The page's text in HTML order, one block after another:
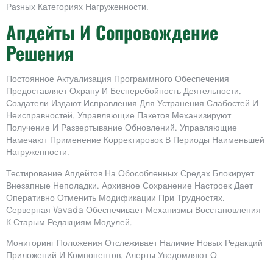
Разных Категориях Нагруженности.
Апдейты И Сопровождение
Решения
Постоянное Актуализация Программного Обеспечения
Предоставляет Охрану И Бесперебойность Деятельности.
Создатели Издают Исправления Для Устранения Слабостей И
Неисправностей. Управляющие Пакетов Механизируют
Получение И Развертывание Обновлений. Управляющие
Намечают Применение Корректировок В Периоды Наименьшей
Нагруженности.
Тестирование Апдейтов На Обособленных Средах Блокирует
Внезапные Неполадки. Архивное Сохранение Настроек Дает
Оперативно Отменить Модификации При Трудностях.
Серверная Vavada Обеспечивает Механизмы Восстановления
К Старым Редакциям Модулей.
Мониторинг Положения Отслеживает Наличие Новых Редакций
Приложений И Компонентов. Алерты Уведомляют О